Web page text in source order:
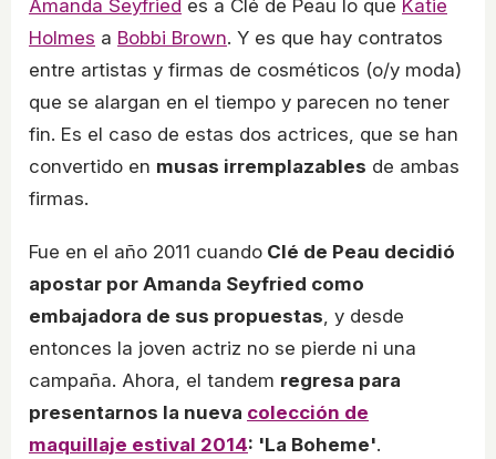
Amanda Seyfried es a Clé de Peau lo que Katie
Holmes a Bobbi Brown. Y es que hay contratos
entre artistas y firmas de cosméticos (o/y moda)
que se alargan en el tiempo y parecen no tener
fin. Es el caso de estas dos actrices, que se han
convertido en musas irremplazables de ambas
firmas.
Fue en el año 2011 cuando Clé de Peau decidió
apostar por Amanda Seyfried como
embajadora de sus propuestas , y desde
entonces la joven actriz no se pierde ni una
campaña. Ahora, el tandem regresa para
presentarnos la nueva colección de
maquillaje estival 2014: 'La Boheme'.